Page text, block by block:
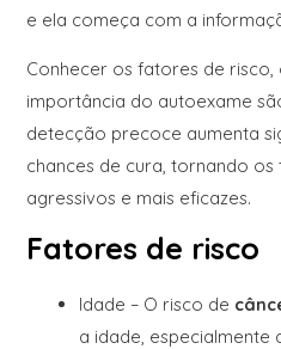
e ela começa com a
Conhecer os fatores de risco,
importância do autoexame
detecção precoce aumenta
chances de cura, tornando
agressivos e mais eficazes.
Fatores de risco
Idade – O risco de
a idade, especialmente